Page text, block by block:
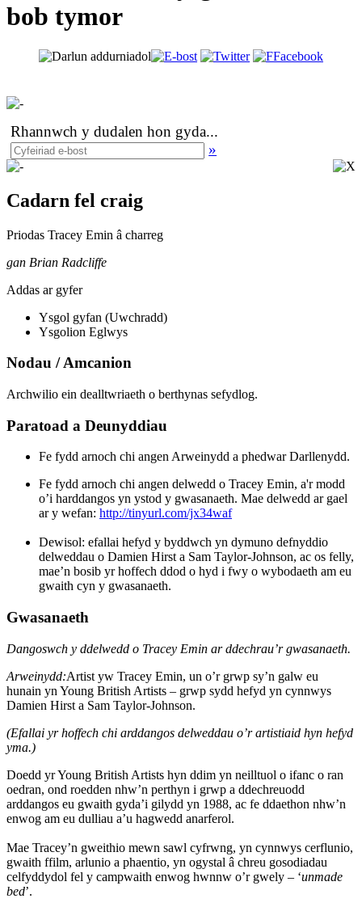
Rhannwch y dudalen hon gyda...
»
Cadarn fel craig
Priodas Tracey Emin â charreg
gan Brian Radcliffe
Addas ar gyfer
Ysgol gyfan (Uwchradd)
Ysgolion Eglwys
Nodau / Amcanion
Archwilio ein dealltwriaeth o berthynas sefydlog.
Paratoad a Deunyddiau
Fe fydd arnoch chi angen Arweinydd a phedwar Darllenydd.
Fe fydd arnoch chi angen delwedd o Tracey Emin, a'r modd
o’i harddangos yn ystod y gwasanaeth. Mae delwedd ar gael
ar y wefan: http://tinyurl.com/jx34waf
Dewisol: efallai hefyd y byddwch yn dymuno defnyddio
delweddau o Damien Hirst a Sam Taylor-Johnson, ac os felly,
mae’n bosib yr hoffech ddod o hyd i fwy o wybodaeth am eu
gwaith cyn y gwasanaeth.
Gwasanaeth
Dangoswch y ddelwedd o Tracey Emin ar ddechrau’r gwasanaeth.
Arweinydd:Artist yw Tracey Emin, un o’r grwp sy’n galw eu
hunain yn Young British Artists – grwp sydd hefyd yn cynnwys
Damien Hirst a Sam Taylor-Johnson.
(Efallai yr hoffech chi arddangos delweddau o’r artistiaid hyn hefyd
yma.)
Doedd yr Young British Artists hyn ddim yn neilltuol o ifanc o ran
oedran, ond roedden nhw’n perthyn i grwp a ddechreuodd
arddangos eu gwaith gyda’i gilydd yn 1988, ac fe ddaethon nhw’n
enwog am eu dulliau a’u hagwedd anarferol.
Mae Tracey’n gweithio mewn sawl cyfrwng, yn cynnwys cerflunio,
gwaith ffilm, arlunio a phaentio, yn ogystal â chreu gosodiadau
celfyddydol fel y campwaith enwog hwnnw o’r gwely – ‘unmade
bed’.